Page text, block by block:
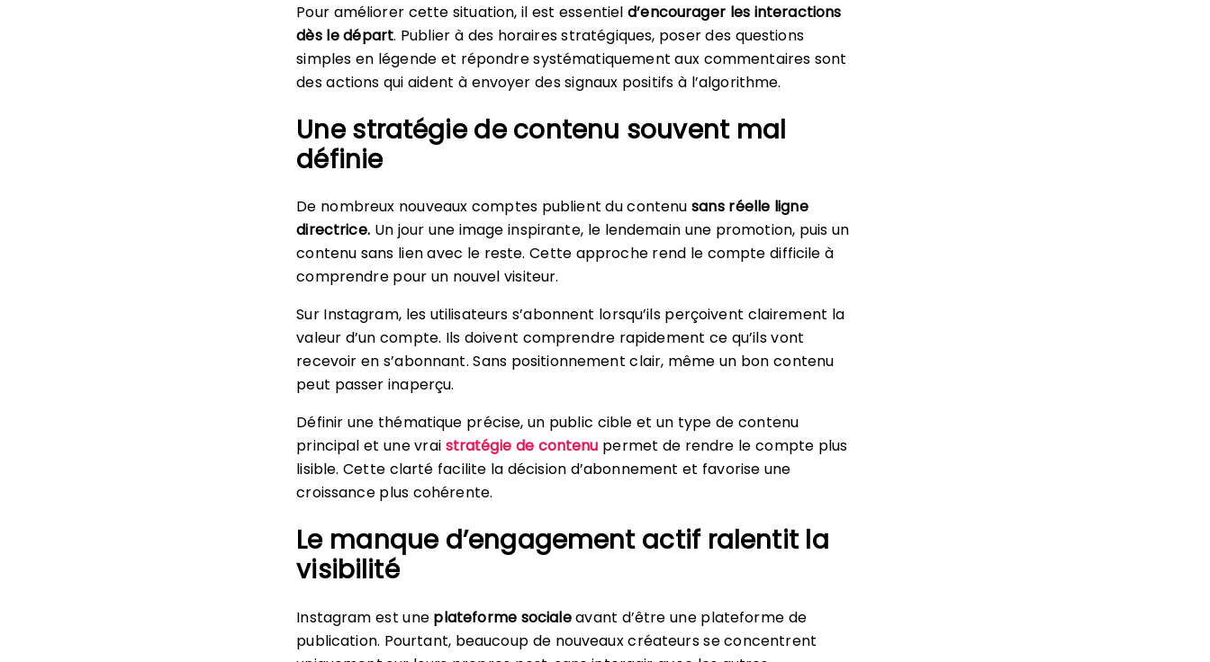
Pour améliorer cette situation, il est essentield’encourager les interactions
dès le départ. Publier à des horaires stratégiques, poser des questions
simples en légende et répondre systématiquement aux commentaires sont
des actions qui aident à envoyer des signaux positifs à l’algorithme.
Une stratégie de contenu souvent mal
définie
De nombreux nouveaux comptes publient du contenusans réelle ligne
directrice.Un jour une image inspirante, le lendemain une promotion, puis un
contenu sans lien avec le reste. Cette approche rend le compte difficile à
comprendre pour un nouvel visiteur.
Sur Instagram, les utilisateurs s’abonnent lorsqu’ils perçoivent clairement la
valeur d’un compte. Ils doivent comprendre rapidement ce qu’ils vont
recevoir en s’abonnant. Sans positionnement clair, même un bon contenu
peut passer inaperçu.
Définir une thématique précise, un public cible et un type de contenu
principal et une vrai stratégie de contenu permet de rendre le compte plus
lisible. Cette clarté facilite la décision d’abonnement et favorise une
croissance plus cohérente.
Le manque d’engagement actif ralentit la
visibilité
Instagram est une plateforme socialeavant d’être une plateforme de
publication. Pourtant, beaucoup de nouveaux créateurs se concentrent